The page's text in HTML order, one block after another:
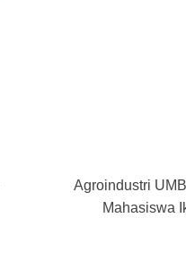
Agroindustri
Mahasiswa